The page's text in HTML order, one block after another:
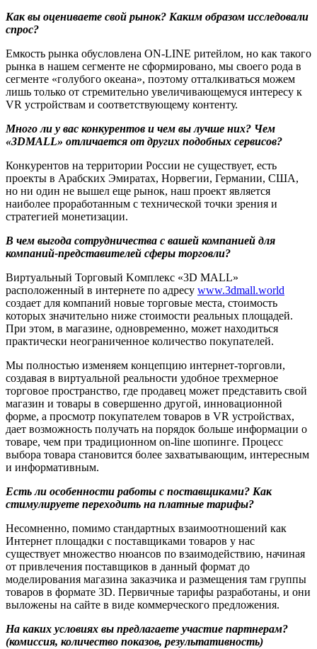
Как вы оцениваете свой рынок? Каким образом исследовали
спрос?
Емкость рынка обусловлена ON-LINE ритейлом, но как такого
рынка в нашем сегменте не сформировано, мы своего рода в
сегменте «голубого океана», поэтому отталкиваться можем
лишь только от стремительно увеличивающемуся интересу к
VR устройствам и соответствующему контенту.
Много ли у вас конкурентов и чем вы лучше них? Чем
«3DMALL» отличается от других подобных сервисов?
Конкурентов на территории России не существует, есть
проекты в Арабских Эмиратах, Норвегии, Германии, США,
но ни один не вышел еще рынок, наш проект является
наиболее проработанным с технической точки зрения и
стратегией монетизации.
В чем выгода сотрудничества с вашей компанией для
компаний-представителей сферы торговли?
Виртуальный Торговый Kомплекс «3D MALL»
расположенный в интернете по адресу www.3dmall.world
создает для компаний новые торговые места, стоимость
которых значительно ниже стоимости реальных площадей.
При этом, в магазине, одновременно, может находиться
практически неограниченное количество покупателей.
Мы полностью изменяем концепцию интернет-торговли,
создавая в виртуальной реальности удобное трехмерное
торговое пространство, где продавец может представить свой
магазин и товары в совершенно другой, инновационной
форме, а просмотр покупателем товаров в VR устройствах,
дает возможность получать на порядок больше информации о
товаре, чем при традиционном on-line шопинге. Процесс
выбора товара становится более захватывающим, интересным
и информативным.
Есть ли особенности работы с поставщиками? Как
стимулируете переходить на платные тарифы?
Несомненно, помимо стандартных взаимоотношений как
Интернет площадки с поставщиками товаров у нас
существует множество нюансов по взаимодействию, начиная
от привлечения поставщиков в данный формат до
моделирования магазина заказчика и размещения там группы
товаров в формате 3D. Первичные тарифы разработаны, и они
выложены на сайте в виде коммерческого предложения.
На каких условиях вы предлагаете участие партнерам?
(комиссия, количество показов, результативность)